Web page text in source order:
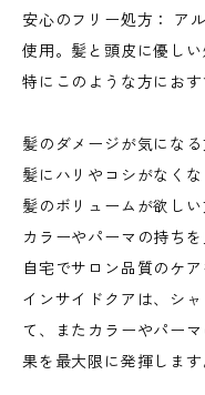
安心のフリー処方： ア
使用。髪と頭皮に優しい
特にこのような方におす
髪のダメージが気になる
髪にハリやコシがなく
髪のボリュームが欲しい
カラーやパーマの持ち
自宅でサロン品質のケ
インサイドクアは、シ
て、またカラーやパー
果を最大限に発揮します